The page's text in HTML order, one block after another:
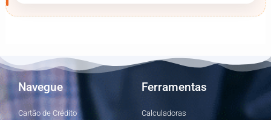
Navegue
Cartão de Crédito
Ferramentas
Calculadoras